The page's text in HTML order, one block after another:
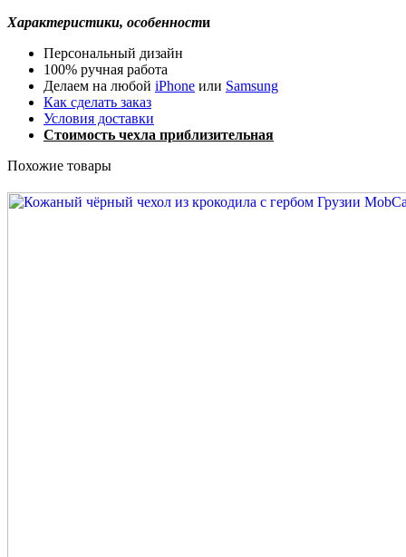
Характеристики, особенности
Персональный дизайн
100% ручная работа
Делаем на любой iPhone или Samsung
Как сделать заказ
Условия доставки
Стоимость чехла приблизительная
Похожие товары